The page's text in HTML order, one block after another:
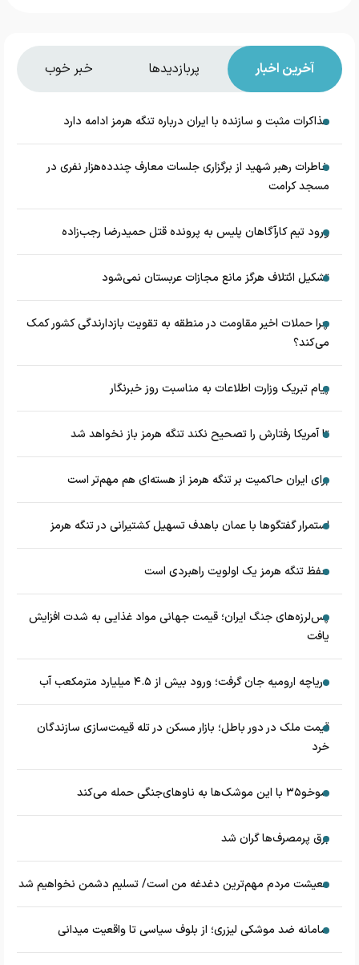
آخرین اخبار پربازدیدها خبر خوب
مذاکرات مثبت و سازنده با ایران درباره تنگه هرمز ادامه دارد
خاطرات رهبر شهید از برگزاری جلسات معارف چندده‌هزار نفری در
مسجد کرامت
ورود تیم کارآگاهان پلیس به پرونده قتل حمیدرضا رجب‌زاده
تشکیل ائتلاف هرگز مانع مجازات عربستان نمی‌شود
چرا حملات اخیر مقاومت در منطقه به تقویت بازدارندگی کشور کمک
می‌کند؟
پیام تبریک وزارت اطلاعات به مناسبت روز خبرنگار
تا آمریکا رفتارش را تصحیح نکند تنگه هرمز باز نخواهد شد
برای ایران حاکمیت بر تنگه هرمز از هسته‌ای هم مهم‌تر است
استمرار گفتگوها با عمان باهدف تسهیل کشتیرانی در تنگه هرمز
حفظ تنگه هرمز یک اولویت راهبردی است
پس‌لرزه‌های جنگ ایران؛ قیمت جهانی مواد غذایی به شدت افزایش
یافت
دریاچه ارومیه جان گرفت؛ ورود بیش از ۴.۵ میلیارد مترمکعب آب
قیمت ملک در دور باطل؛ بازار مسکن در تله قیمت‌سازی سازندگان
خرد
سوخو۳۵ با این موشک‌ها به ناوهای‌جنگی حمله می‌کند
برق پرمصرف‌ها گران شد
معیشت مردم مهم‌ترین دغدغه من است/ تسلیم دشمن نخواهیم شد
سامانه ضد موشکی لیزری؛ از بلوف سیاسی تا واقعیت میدانی